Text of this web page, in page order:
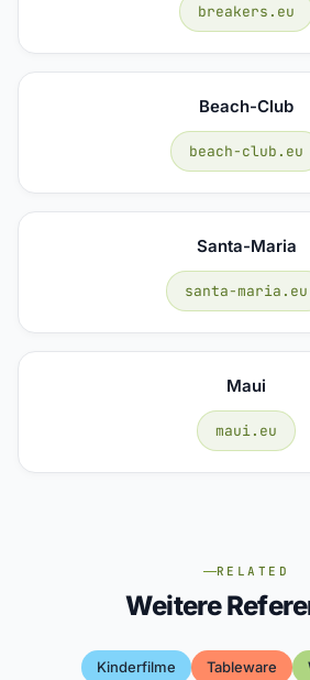
breakers.eu
Beach-Club
beach-club.eu
Santa-Maria
santa-maria.eu
Maui
maui.eu
RELATED
Weitere
Kinderfilme Tableware